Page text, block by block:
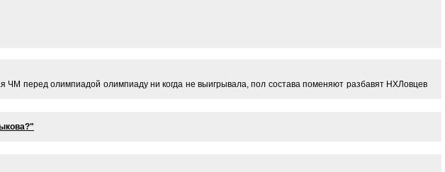
ЧМ перед олимпиадой олимпиаду ни когда не выигрывала, пол состава поменяют разбавят НХЛовцев